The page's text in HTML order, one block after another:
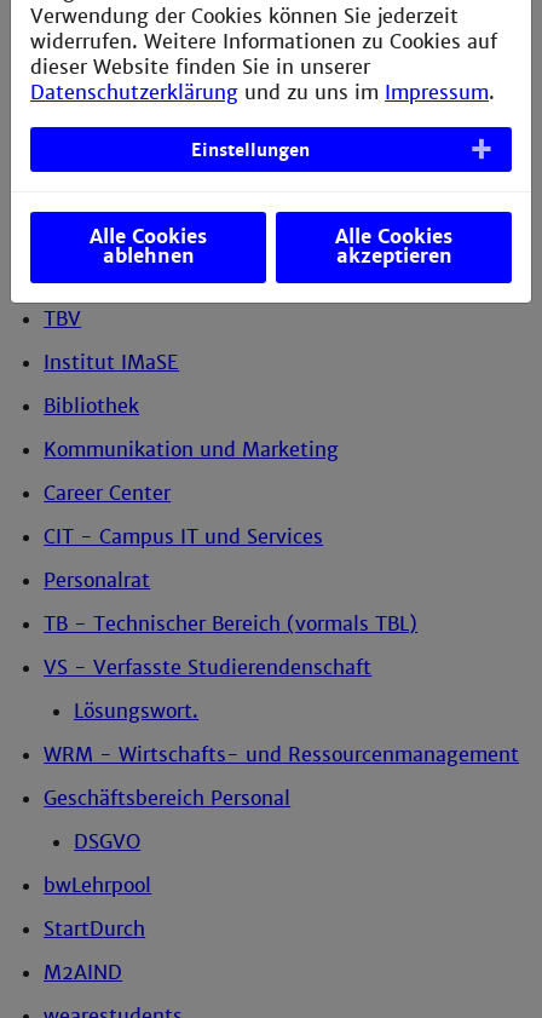
Institut PC
Institut RI
Institut SWT
DSGVO Fileserver
DSGVO SambaAD
TBV
Institut IMaSE
Bibliothek
Kommunikation und Marketing
Career Center
CIT - Campus IT und Services
Personalrat
TB - Technischer Bereich (vormals TBL)
VS - Verfasste Studierendenschaft
Lösungswort.
WRM - Wirtschafts- und Ressourcenmanagement
Geschäftsbereich Personal
DSGVO
bwLehrpool
StartDurch
M2AIND
Verwendung der Cookies können Sie jederzeit
widerrufen. Weitere Informationen zu Cookies auf
dieser Website finden Sie in unserer
Datenschutzerklärung und zu uns im Impressum.
Einstellungen
Alle Cookies
ablehnen
Alle Cookies
akzeptieren